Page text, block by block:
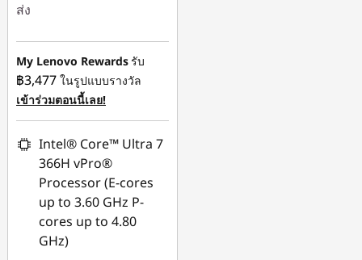
ส่ง
ประหยัดทันที :-
฿19,025.00
การประหยัด eCoupon
:-฿2,531.30
ใช้ eCoupon :
88SALETH
My Lenovo Rewardsรับ
฿3,477 ในรูปแบบรางวัล
เข้าร่วมตอนนี้เลย!
Intel® Core™ Ultra 7
366H vPro®
Processor (E-cores
up to 3.60 GHz P-
cores up to 4.80
GHz)